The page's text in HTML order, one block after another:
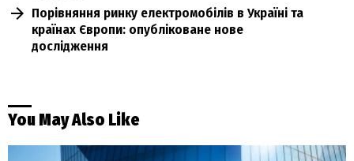
Порівняння ринку електромобілів в Україні та
країнах Європи: опубліковане нове
дослідження
You May Also Like